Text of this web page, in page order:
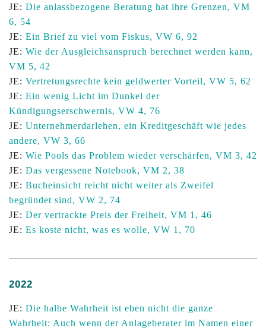
JE: Die anlassbezogene Beratung hat ihre Grenzen, VM
6, 54
JE: Ein Brief zu viel vom Fiskus, VW 6, 92
JE: Wie der Ausgleichsanspruch berechnet werden kann,
VM 5, 42
JE: Vertretungsrechte kein geldwerter Vorteil, VW 5, 62
JE: Ein wenig Licht im Dunkel der
Kündigungserschwernis, VW 4, 76
JE: Unternehmerdarlehen, ein Kreditgeschäft wie jedes
andere, VW 3, 66
JE: Wie Pools das Problem wieder verschärfen, VM 3, 42
JE: Das vergessene Notebook, VM 2, 38
JE: Bucheinsicht reicht nicht weiter als Zweifel
begründet sind, VW 2, 74
JE: Der vertrackte Preis der Freiheit, VM 1, 46
JE: Es koste nicht, was es wolle, VW 1, 70
2022
JE: Die halbe Wahrheit ist eben nicht die ganze
Wahrheit: Auch wenn der Anlageberater im Namen einer